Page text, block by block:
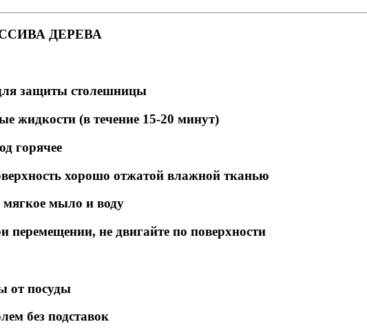
ДЕРЕВА
защиты столешницы
жидкости (в течение 15-20 минут)
горячее
хорошо отжатой влажной тканью
мягкое мыло и воду
перемещении, не двигайте по поверхности
от посуды
без подставок